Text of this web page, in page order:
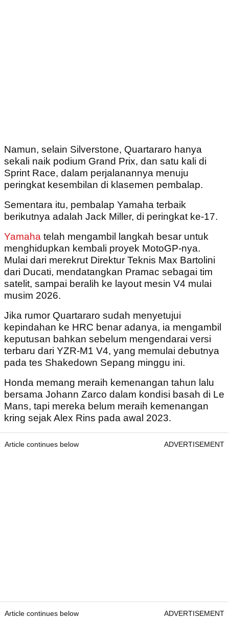
Namun, selain Silverstone, Quartararo hanya
sekali naik podium Grand Prix, dan satu kali di
Sprint Race, dalam perjalanannya menuju
peringkat kesembilan di klasemen pembalap.
Sementara itu, pembalap Yamaha terbaik
berikutnya adalah Jack Miller, di peringkat ke-17.
Yamaha telah mengambil langkah besar untuk
menghidupkan kembali proyek MotoGP-nya.
Mulai dari merekrut Direktur Teknis Max Bartolini
dari Ducati, mendatangkan Pramac sebagai tim
satelit, sampai beralih ke layout mesin V4 mulai
musim 2026.
Jika rumor Quartararo sudah menyetujui
kepindahan ke HRC benar adanya, ia mengambil
keputusan bahkan sebelum mengendarai versi
terbaru dari YZR-M1 V4, yang memulai debutnya
pada tes Shakedown Sepang minggu ini.
Honda memang meraih kemenangan tahun lalu
bersama Johann Zarco dalam kondisi basah di Le
Mans, tapi mereka belum meraih kemenangan
kring sejak Alex Rins pada awal 2023.
Article continues below ADVERTISEMENT
Article continues below ADVERTISEMENT